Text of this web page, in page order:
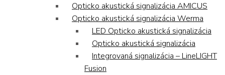
Opticko akustická signalizácia AMICUS
Opticko akustická signalizácia Werma
LED Opticko akustická signalizácia
Opticko akustická signalizácia
Integrovaná signalizácia – LineLIGHT
Fusion